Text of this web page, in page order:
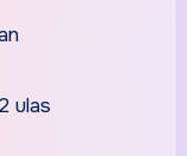
ulas